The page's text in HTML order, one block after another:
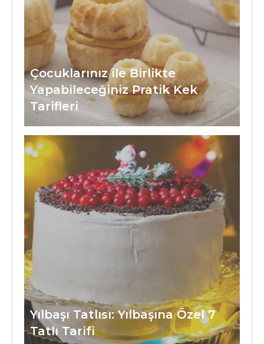
Çocuklarınız ile Birlikte
Yapabileceğiniz Pratik Kek
Tarifleri
Yılbaşı Tatlısı: Yılbaşına Özel 7
Tatlı Tarifi